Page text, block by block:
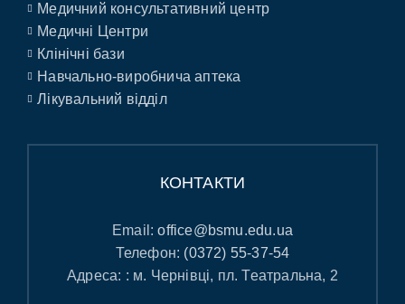
Медичний консультативний центр
Медичні Центри
Клінічні бази
Навчально-виробнича аптека
Лікувальний відділ
КОНТАКТИ
Email:office@bsmu.edu.ua
Телефон: (0372) 55-37-54
Адреса: : м. Чернівці, пл. Театральна, 2